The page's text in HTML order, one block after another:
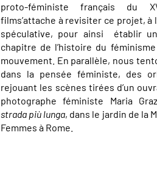
proto-féministe français du
films’attache à revisiter ce projet, à
spéculative, pour ainsi établir
chapitre de l’histoire du
mouvement. En parallèle, nous
dans la pensée féministe, des
rejouant les scènes tirées d’un
photographe féministe Maria
strada più lunga, dans le jardin de la
Femmes à Rome.